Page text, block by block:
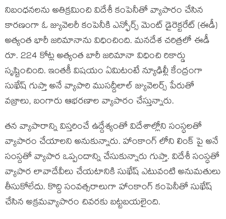
నిబంధనలను అతిక్రమించి విదేశీ కంపెనీతో వ్యాపారం చేసిన
కారణంగా ఓ జ్యువెలరీ కంపెనీకి ఎన్ఫోర్స్ మెంట్ డైరెక్టరేట్ (ఈడీ)
అత్యంత భారీ జరిమానాను విధించింది. మనదేశ చరిత్రలో ఈడీ
రూ. 224 కోట్ల అత్యంత బారీ జరిమానా విధించి రికార్డు
సృష్టించింది. ఇంతకీ విషయం ఏమిటంటే న్యూఢిల్లీ కేంద్రంగా
సుఖేష్ గుప్తా అనే వ్యాపారి ముసద్దీలాల్ జ్యువెలర్స్ పేరుతో
వజ్రాలు, బంగారు ఆభరణాల వ్యాపారం చేస్తున్నారు.
తన వ్యాపారాన్ని విస్తరించే ఉద్దేశ్యంతో విదేశాల్లోని సంస్ధలతో
వ్యాపారం చేయాలని అనుకున్నారు. హాంకాంగ్ లోని లింక్ పై అనే
సంస్దతో వ్యాపార ఒప్పందాన్ని చేసుకున్నారు గుప్తా. విదేశీ సంస్ధతో
వ్యాపార లావాదేవీలు చేయటానికి సుఖేష్ ఎటువంటి అనుమతులు
తీసుకోలేదు. కొద్ది సంవత్సరాలుగా హాంకాంగ్ కంపెనీతో సుఖేష్
చేసిన అక్రమవ్యాపారం చివరకు బట్టబయలైంది.